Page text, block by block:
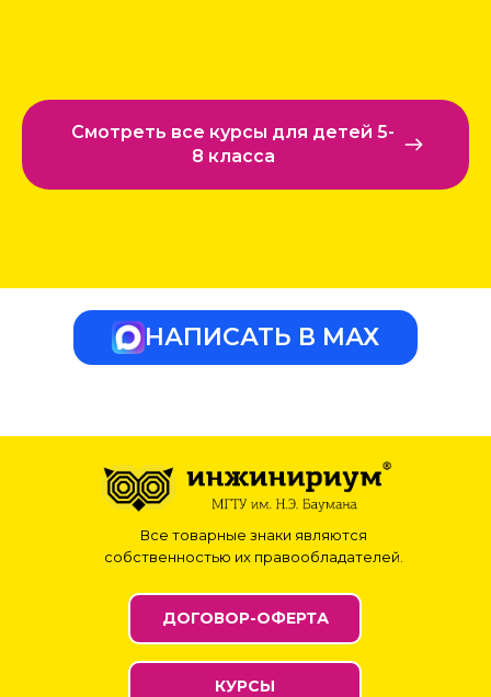
Смотреть все курсы для детей 5-
8 класса
НАПИСАТЬ В МАХ
Все товарные знаки являются
собственностью их правообладателей.
КУРСЫ
ДОГОВОР-ОФЕРТА